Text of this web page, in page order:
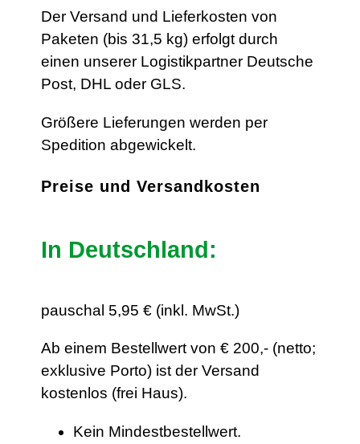
Der Versand und Lieferkosten von
Paketen (bis 31,5 kg) erfolgt durch
einen unserer Logistikpartner Deutsche
Post, DHL oder GLS.
Größere Lieferungen werden per
Spedition abgewickelt.
Preise und Versandkosten
In Deutschland:
pauschal 5,95 € (inkl. MwSt.)
Ab einem Bestellwert von € 200,- (netto;
exklusive Porto) ist der Versand
kostenlos (frei Haus).
Kein Mindestbestellwert.